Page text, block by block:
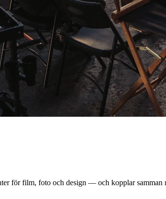
för film, foto och design — och kopplar samman